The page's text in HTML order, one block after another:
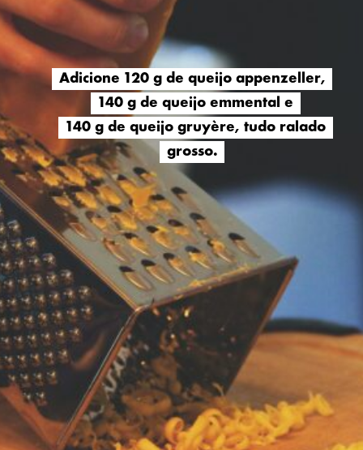
Adicione 120 g de queijo appenzeller,
140 g de queijo emmental e
140 g de queijo gruyère, tudo ralado
grosso.
Adicione 120 g de queijo appenzeller,
140 g de queijo emmental e
140 g de queijo gruyère, tudo ralado
grosso.